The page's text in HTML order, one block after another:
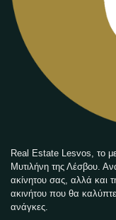
Real Estate Lesvos, το
Μυτιλήνη της Λέσβου.
ακίνητου σας, αλλά και
ακινήτου που θα
ανάγκες.